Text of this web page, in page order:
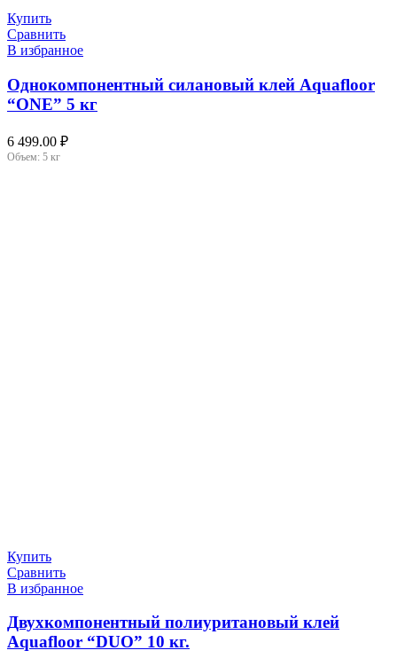
Купить
Сравнить
В избранное
Однокомпонентный силановый клей Aquafloor
“ONE” 5 кг
6 499.00 ₽
Объем: 5 кг
Купить
Сравнить
В избранное
Двухкомпонентный полиуритановый клей
Aquafloor “DUO” 10 кг.